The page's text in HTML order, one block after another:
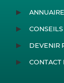
DEVENIR
CONTACT